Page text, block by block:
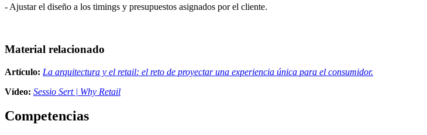
- Ajustar el diseño a los timings y presupuestos asignados por el cliente.
Material relacionado
Artículo: La arquitectura y el retail: el reto de proyectar una experiencia única para el consumidor.
Vídeo: Sessio Sert | Why Retail
Competencias